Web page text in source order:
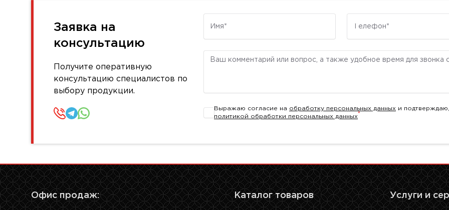
Заявка на
консультацию
Получите оперативную
консультацию специалистов по
выбору продукции.
Комментарий
Выражаю согласие на обработку персональных данных и
политикой обработки персональных данных*
Офис продаж: Каталог товаров Услуги и